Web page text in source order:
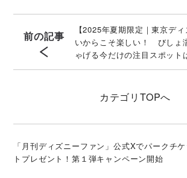
前の記事
【2025年夏期限定｜東京デ
いからこそ楽しい！ びしょ
ゃげる今だけの注目スポット
カテゴリ TOPへ
「月刊ディズニーファン」公式Xでパークチケ
トプレゼント！第１弾キャンペーン開始